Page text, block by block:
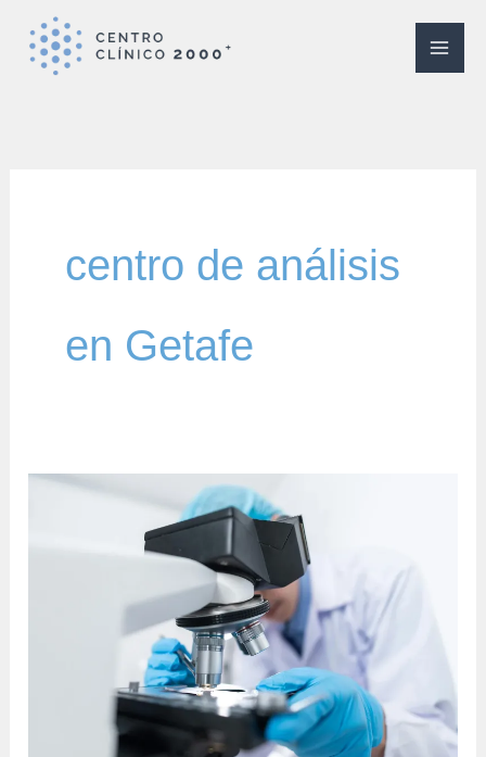
centro de análisis
en Getafe
Análisis